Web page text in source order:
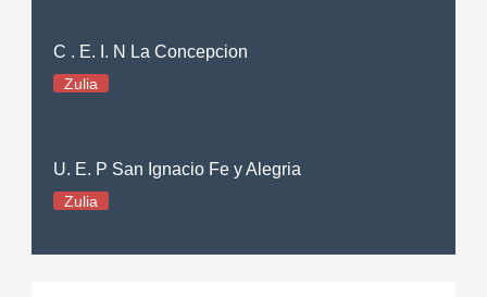
C . E. I. N La Concepcion
Zulia
U. E. P San Ignacio Fe y Alegria
Zulia